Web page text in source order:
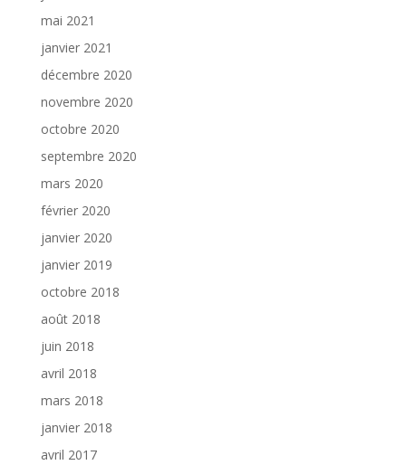
mai 2021
janvier 2021
décembre 2020
novembre 2020
octobre 2020
septembre 2020
mars 2020
février 2020
janvier 2020
janvier 2019
octobre 2018
août 2018
juin 2018
avril 2018
mars 2018
janvier 2018
avril 2017